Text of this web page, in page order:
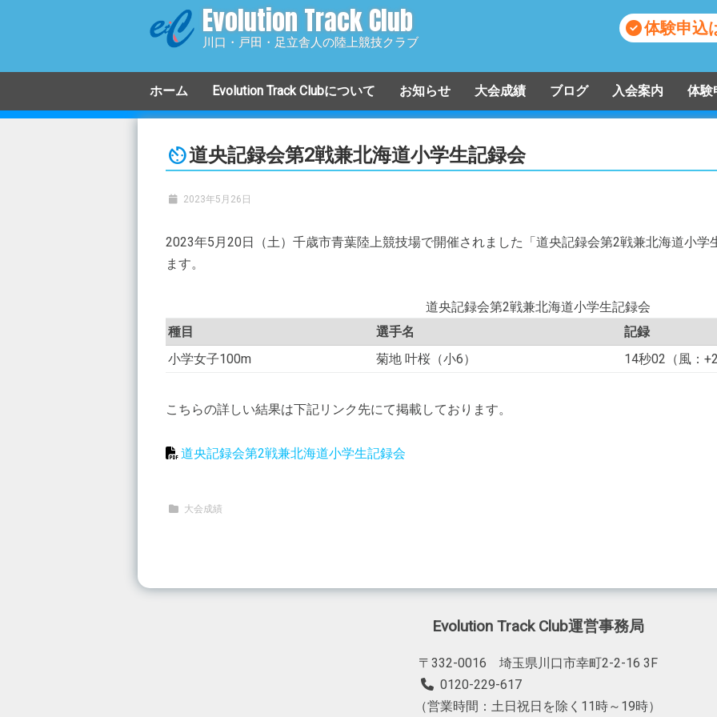
ン
へ
Evolution Track Club
川口・戸田・足立舎人の陸上競技クラブ
体験申込
ホーム Evolution Track Clubについて
中学生クラス
高校生クラス
アスリートクラス
お知らせ 大会成績 ブログ 入会案内 体験
道央記録会第2戦兼北海道小学生記録会
2023年5月26日
2023年5月20日（土）千歳市青葉陸上競技場で開催されました「道央記録会第2戦兼北海道小学
ます。
道央記録会第2戦兼北海道小学生記録会
種目
選手名
記録
小学女子100m
菊地 叶桜（小6） 14秒02（風：
こちらの詳しい結果は下記リンク先にて掲載しております。
道央記録会第2戦兼北海道小学生記録会
大会成績
Evolution Track Club運営事務局
〒332-0016 埼玉県川口市幸町2-2-16 3F
0120-229-617
（営業時間：土日祝日を除く11時～19時）